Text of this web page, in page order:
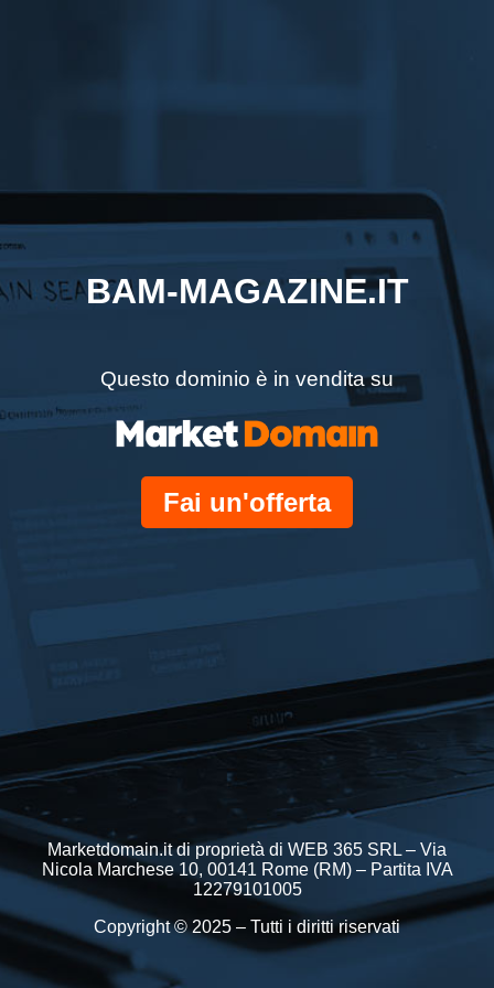
BAM-MAGAZINE.IT
Questo dominio è in vendita su
Fai un'offerta
Marketdomain.it di proprietà di WEB 365 SRL – Via
Nicola Marchese 10, 00141 Rome (RM) – Partita IVA
12279101005
Copyright © 2025 – Tutti i diritti riservati